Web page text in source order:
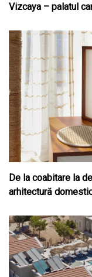
Vizcaya – palatul
De la coabitare la
arhitectură